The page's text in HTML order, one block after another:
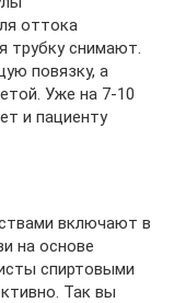
оттока
трубку снимают.
повязку, а
Уже на 7-10
и пациенту
включают в
на основе
спиртовыми
Так вы